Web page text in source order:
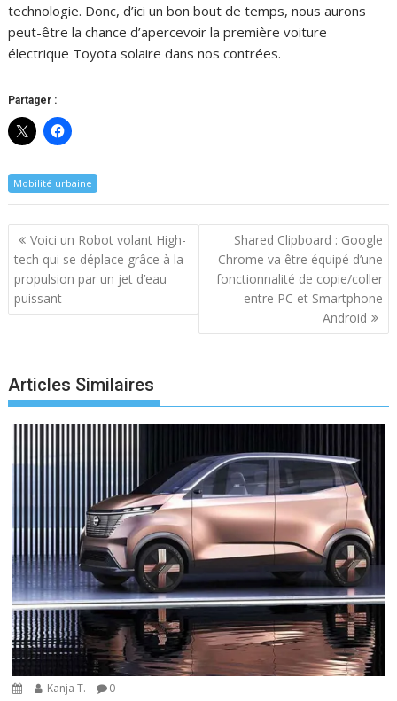
technologie. Donc, d’ici un bon bout de temps, nous aurons
peut-être la chance d’apercevoir la première voiture
électrique Toyota solaire dans nos contrées.
Partager :
Mobilité urbaine
Navigation
de
l’article
Voici un Robot volant High-
tech qui se déplace grâce à la
propulsion par un jet d’eau
puissant
Shared Clipboard : Google
Chrome va être équipé d’une
fonctionnalité de copie/coller
entre PC et Smartphone
Android
Articles Similaires
Kanja T. 0